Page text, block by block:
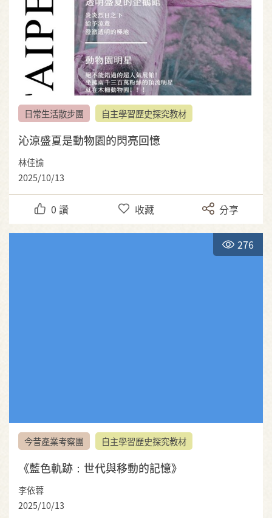
日常生活散步團 自主學習歷史探究教材
沁涼盛夏是動物園的閃亮回憶
林佳諭
2025/10/13
0 讚 收藏 分享
276
今昔產業考察團 自主學習歷史探究教材
《藍色軌跡：世代與移動的記憶》
李依蓉
2025/10/13